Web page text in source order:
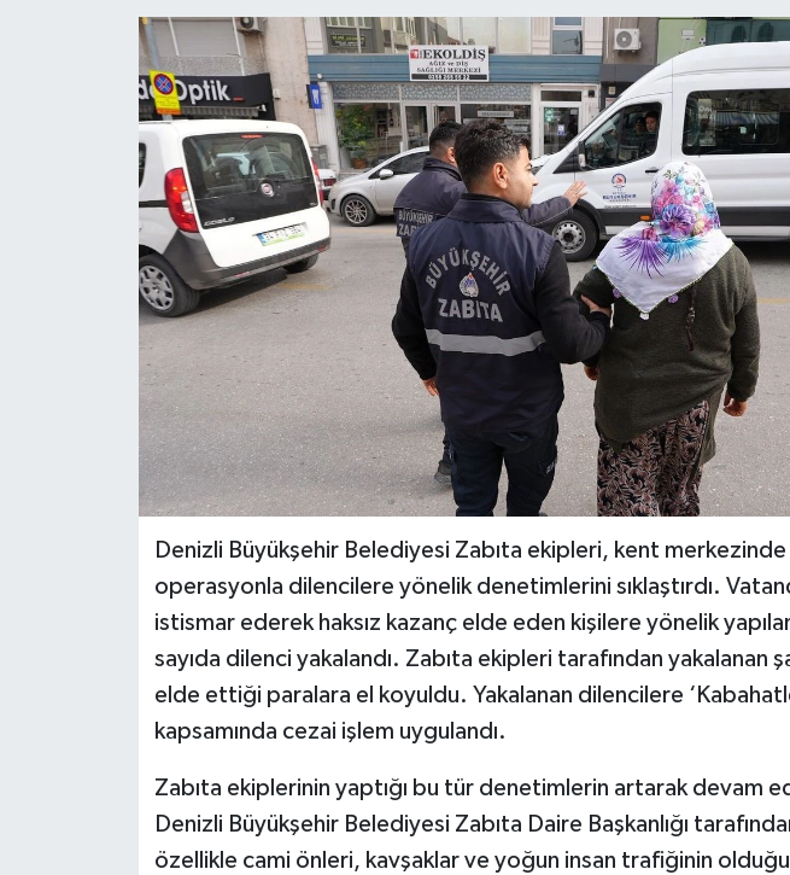
Denizli Büyükşehir Belediyesi Zabıta ekipleri, kent
operasyonla dilencilere yönelik denetimlerini sıklaştırdı.
istismar ederek haksız kazanç elde eden kişilere yönelik
sayıda dilenci yakalandı. Zabıta ekipleri tarafından yakalanan
elde ettiği paralara el koyuldu. Yakalanan dilencilere
kapsamında cezai işlem uygulandı.
Zabıta ekiplerinin yaptığı bu tür denetimlerin artarak devam
Denizli Büyükşehir Belediyesi Zabıta Daire Başkanlığı
özellikle cami önleri, kavşaklar ve yoğun insan trafiğinin
ÖZEL HABER
RESMİ REKLAM